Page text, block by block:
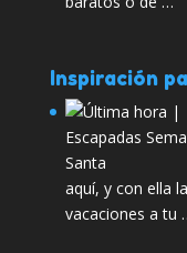
Inspiración
aquí, y con ella
vacaciones a tu